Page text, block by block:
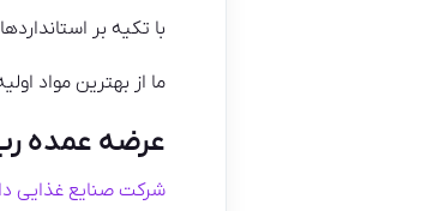
با تکیه بر
ما از بهترین مواد
عرضه عمده رب شیشه‌ای
شرکت صنایع غذایی